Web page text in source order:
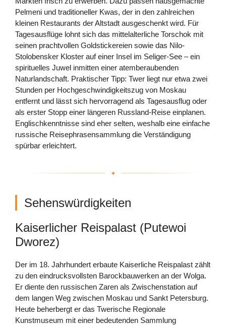
Pelmeni und traditioneller Kwas, der in den zahlreichen
kleinen Restaurants der Altstadt ausgeschenkt wird. Für
Tagesausflüge lohnt sich das mittelalterliche Torschok mit
seinen prachtvollen Goldstickereien sowie das Nilo-
Stolobensker Kloster auf einer Insel im Seliger-See – ein
spirituelles Juwel inmitten einer atemberaubenden
Naturlandschaft. Praktischer Tipp: Twer liegt nur etwa zwei
Stunden per Hochgeschwindigkeitszug von Moskau
entfernt und lässt sich hervorragend als Tagesausflug oder
als erster Stopp einer längeren Russland-Reise einplanen.
Englischkenntnisse sind eher selten, weshalb eine einfache
russische Reisephrasensammlung die Verständigung
spürbar erleichtert.
Sehenswürdigkeiten
Kaiserlicher Reispalast (Putewoi
Dworez)
Der im 18. Jahrhundert erbaute Kaiserliche Reispalast zählt
zu den eindrucksvollsten Barockbauwerken an der Wolga.
Er diente den russischen Zaren als Zwischenstation auf
dem langen Weg zwischen Moskau und Sankt Petersburg.
Heute beherbergt er das Twerische Regionale
Kunstmuseum mit einer bedeutenden Sammlung